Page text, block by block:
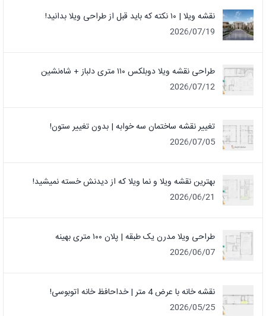
نقشه ویلا | ۱۰ نکته که باید قبل از طراحی ویلا بدانید!
2026/07/19
طراحی نقشه ویلا دوبلکس ۱۱۰ متری دلباز + شاه‌نشین
2026/07/12
تغییر نقشه ساختمان سه خوابه | بدون تغییر ستون!
2026/07/05
بهترین نقشه ویلا و نما ویلا که از دیدنش خسته نمیشید!
2026/06/21
طراحی ویلا مدرن یک‌ طبقه | پلان ۱۰۰ متری بهینه
2026/06/07
نقشه خانه با عرض 4 متر | خداحافظ خانه‌ اتوبوسی!
2026/05/25